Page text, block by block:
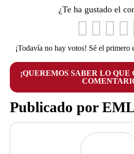
¿Te ha gustado el
¡Todavía no hay votos! Sé el primero
¡QUEREMOS SABER LO QUE
Publicado por